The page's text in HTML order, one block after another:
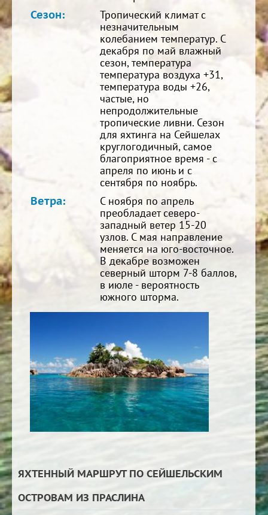
Сезон:
Тропический климат с
незначительным
колебанием температур. С
декабря по май влажный
сезон, температура
температура воздуха +31,
температура воды +26,
частые, но
непродолжительные
тропические ливни. Сезон
для яхтинга на Сейшелах
круглогодичный, самое
благоприятное время - с
апреля по июнь и с
сентября по ноябрь.
Ветра:
С ноября по апрель
преобладает северо-
западный ветер 15-20
узлов. С мая направление
меняется на юго-восточное.
В декабре возможен
северный шторм 7-8 баллов,
в июле - вероятность
южного шторма.
ЯХТЕННЫЙ МАРШРУТ ПО СЕЙШЕЛЬСКИМ
ОСТРОВАМ ИЗ ПРАСЛИНА